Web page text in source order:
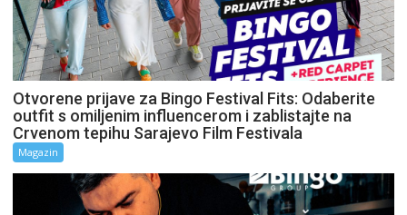
Otvorene prijave za Bingo Festival Fits: Odaberite
outfit s omiljenim influencerom i zablistajte na
Crvenom tepihu Sarajevo Film Festivala
Magazin